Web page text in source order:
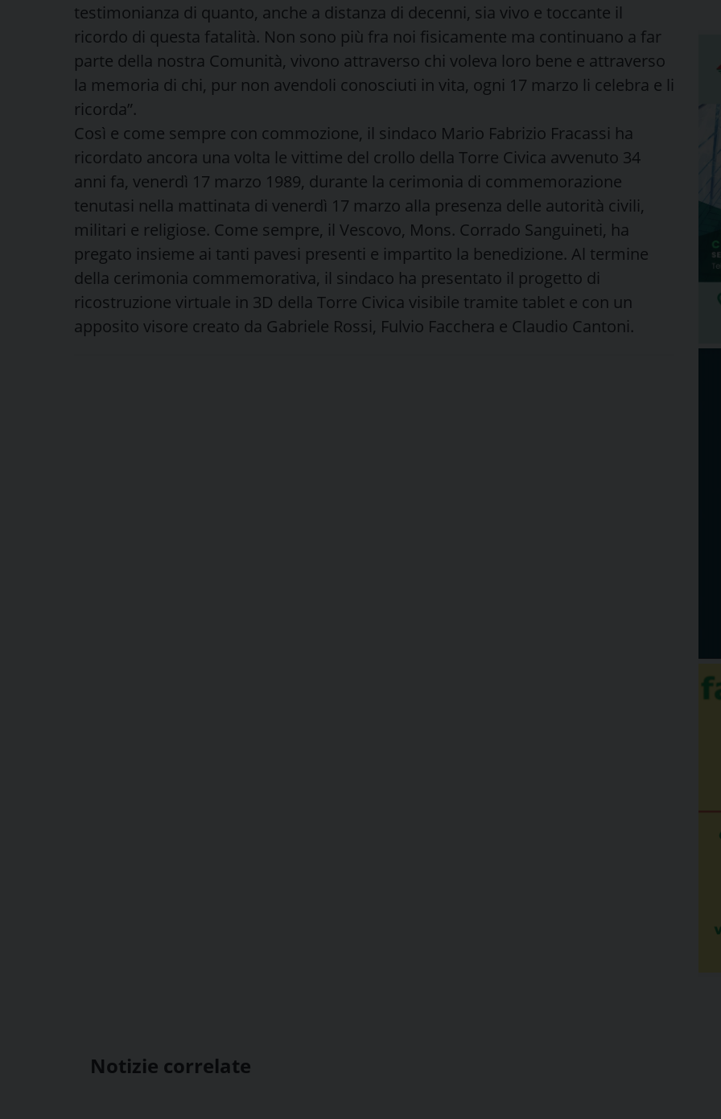
testimonianza di quanto, anche a distanza di decenni, sia vivo e toccante il
ricordo di questa fatalità. Non sono più fra noi fisicamente ma continuano a far
parte della nostra Comunità, vivono attraverso chi voleva loro bene e attraverso
la memoria di chi, pur non avendoli conosciuti in vita, ogni 17 marzo li celebra e li
ricorda”.
Così e come sempre con commozione, il sindaco Mario Fabrizio Fracassi ha
ricordato ancora una volta le vittime del crollo della Torre Civica avvenuto 34
anni fa, venerdì 17 marzo 1989, durante la cerimonia di commemorazione
tenutasi nella mattinata di venerdì 17 marzo alla presenza delle autorità civili,
militari e religiose. Come sempre, il Vescovo, Mons. Corrado Sanguineti, ha
pregato insieme ai tanti pavesi presenti e impartito la benedizione. Al termine
della cerimonia commemorativa, il sindaco ha presentato il progetto di
ricostruzione virtuale in 3D della Torre Civica visibile tramite tablet e con un
apposito visore creato da Gabriele Rossi, Fulvio Facchera e Claudio Cantoni.
Notizie correlate